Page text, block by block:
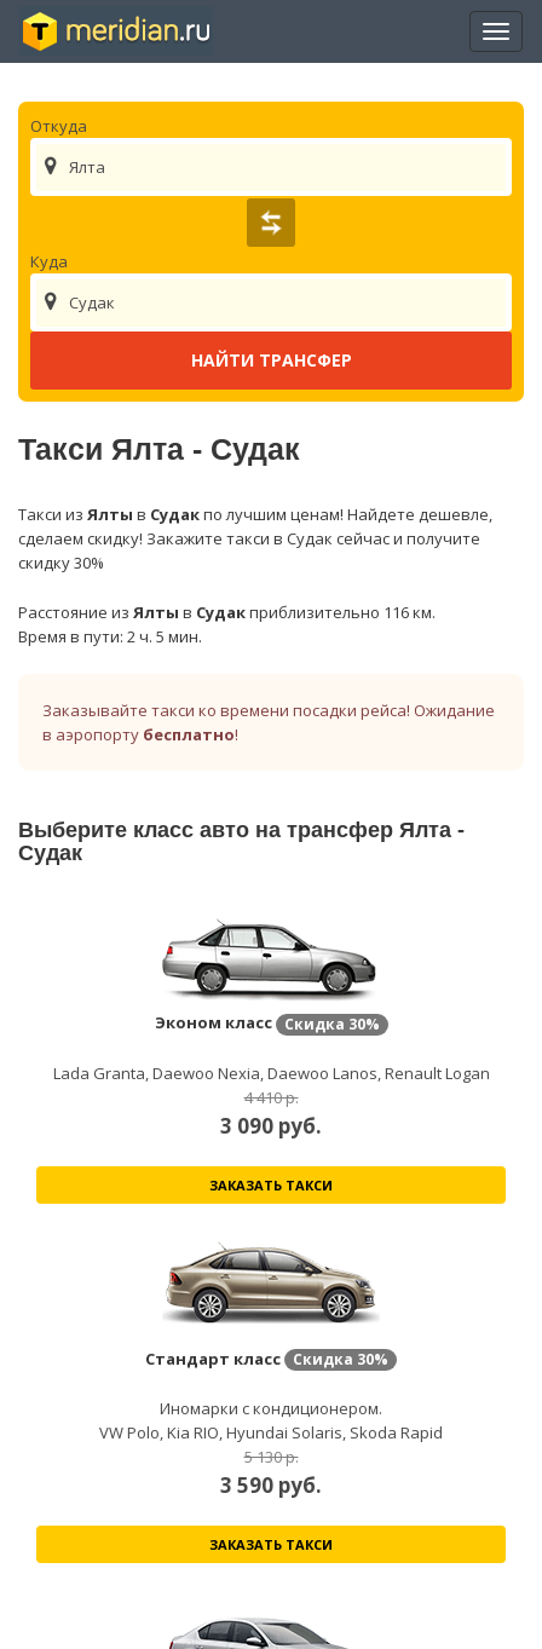
Откуда
Ялта
Куда
Судак
Такси Ялта - Судак
Такси из Ялты в Судакпо лучшим ценам! Найдете дешевле,
сделаем скидку! Закажите такси в Судак сейчас и получите
скидку 30%
Расстояние из Ялты в Судакприблизительно 116 км.
Время в пути: 2 ч. 5 мин.
Заказывайте такси ко времени посадки рейса! Ожидание
в аэропорту бесплатно!
Выберите класс авто на трансфер Ялта -
Судак
Эконом класс Скидка 30%
Lada Granta, Daewoo Nexia, Daewoo Lanos, Renault Logan
4 410 р.
3 090 руб.
ЗАКАЗАТЬ ТАКСИ
Стандарт класс Скидка 30%
Иномарки с кондиционером.
VW Polo, Kia RIO, Hyundai Solaris, Skoda Rapid
5 130 р.
3 590 руб.
ЗАКАЗАТЬ ТАКСИ